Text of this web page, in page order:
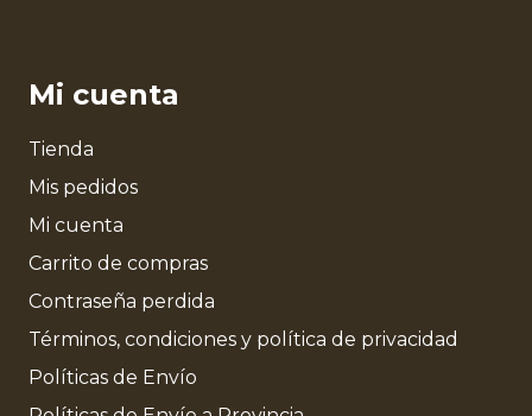
Mi cuenta
Tienda
Mis pedidos
Mi cuenta
Carrito de compras
Contraseña perdida
Términos, condiciones y política de privacidad
Políticas de Envío